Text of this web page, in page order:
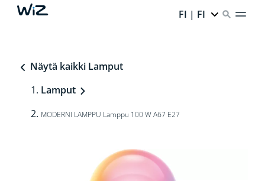
FI | FI
Näytä kaikki Lamput
Lamput
MODERNI LAMPPU Lamppu 100 W A67 E27